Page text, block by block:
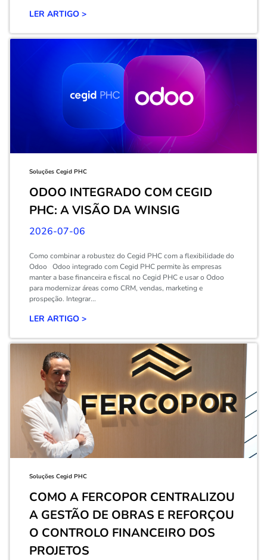
LER ARTIGO >
Soluções Cegid PHC
ODOO INTEGRADO COM CEGID
PHC: A VISÃO DA WINSIG
2026-07-06
Como combinar a robustez do Cegid PHC com a flexibilidade do
Odoo Odoo integrado com Cegid PHC permite às empresas
manter a base financeira e fiscal no Cegid PHC e usar o Odoo
para modernizar áreas como CRM, vendas, marketing e
prospeção. Integrar...
LER ARTIGO >
Soluções Cegid PHC
COMO A FERCOPOR CENTRALIZOU
A GESTÃO DE OBRAS E REFORÇOU
O CONTROLO FINANCEIRO DOS
PROJETOS